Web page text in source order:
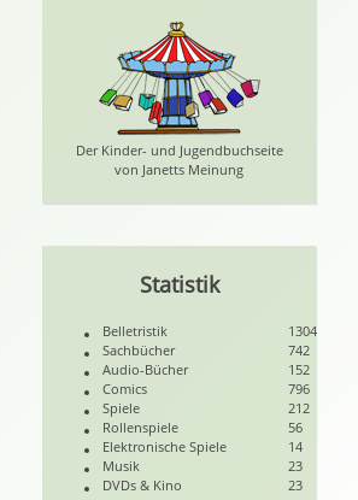
Der Kinder- und Jugendbuchseite
von Janetts Meinung
Statistik
Belletristik
1304
Sachbücher
742
Audio-Bücher
152
Comics
796
Spiele
212
Rollenspiele
56
Elektronische Spiele
14
Musik
23
DVDs & Kino
23